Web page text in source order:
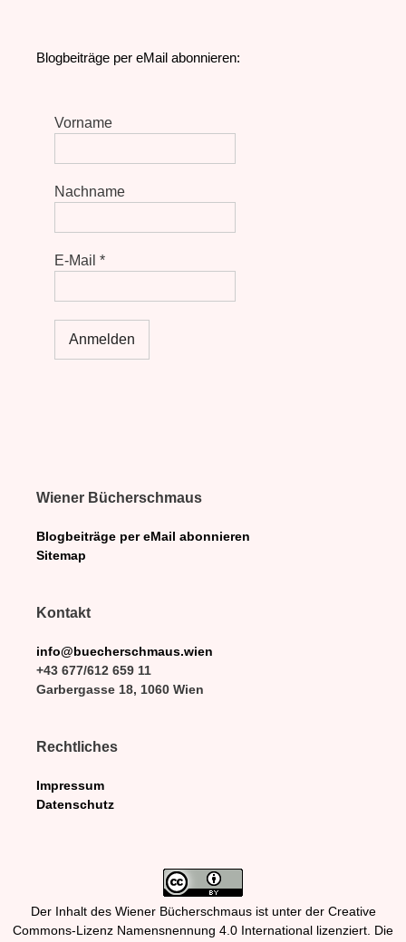
Blogbeiträge per eMail abonnieren:
Vorname
Nachname
E-Mail *
Wiener Bücherschmaus
Blogbeiträge per eMail abonnieren
Sitemap
Kontakt
info@buecherschmaus.wien
+43 677/612 659 11
Garbergasse 18, 1060 Wien
Rechtliches
Impressum
Datenschutz
Der Inhalt des Wiener Bücherschmaus ist unter der Creative
Commons-Lizenz Namensnennung 4.0 International lizenziert. Die